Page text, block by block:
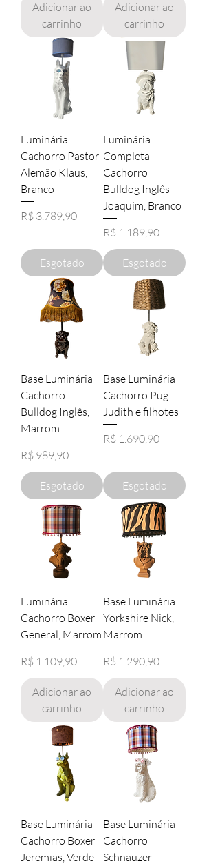
Adicionar ao
carrinho
Adicionar ao
carrinho
Luminária
Cachorro Pastor
Alemão Klaus,
Branco
Preço
R$ 3.789,90
Esgotado
Luminária
Completa
Cachorro
Bulldog Inglês
Joaquim, Branco
Preço
R$ 1.189,90
Esgotado
Base Luminária
Cachorro
Bulldog Inglês,
Marrom
Preço
R$ 989,90
Esgotado
Base Luminária
Cachorro Pug
Judith e filhotes
Preço
R$ 1.690,90
Esgotado
Luminária
Cachorro Boxer
General, Marrom
Preço
R$ 1.109,90
Adicionar ao
carrinho
Base Luminária
Yorkshire Nick,
Marrom
Preço
R$ 1.290,90
Adicionar ao
carrinho
Base Luminária
Cachorro Boxer
Jeremias, Verde
Base Luminária
Cachorro
Schnauzer